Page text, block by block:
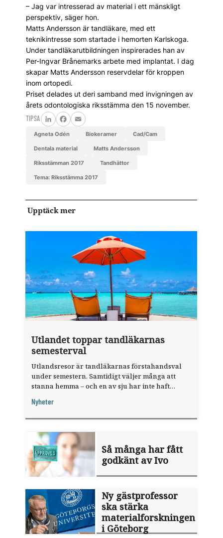
– Jag var intresserad av material i ett mänskligt
perspektiv, säger hon.
Matts Andersson är tandläkare, med ett
teknikintresse som startade i hemorten Karlskoga.
Under tandläkarutbildningen inspirerades han av
Per-Ingvar Brånemarks arbete med implantat. I dag
skapar Matts Andersson reservdelar för kroppen
inom ortopedi.
Priset delades ut deri samband med invigningen av
årets odontologiska riksstämma den 15 november.
TIPSA
LinkedInFacebook
Email
Agneta Odén biokeramer Cad/Cam
dentala material Matts Andersson
Riksstämman 2017 tandhättor
Tema: Riksstämma 2017
Upptäck mer
Utlandet toppar tandläkarnas
semesterval
Utlandsresor är tandläkarnas förstahandsval
under semestern. Samtidigt väljer många att
stanna hemma – och en av sju har inte haft
fråga".
Nyheter
Så många har fått
godkänt av Ivo
Ny gästprofessor
ska stärka
materialforskningen
i Göteborg